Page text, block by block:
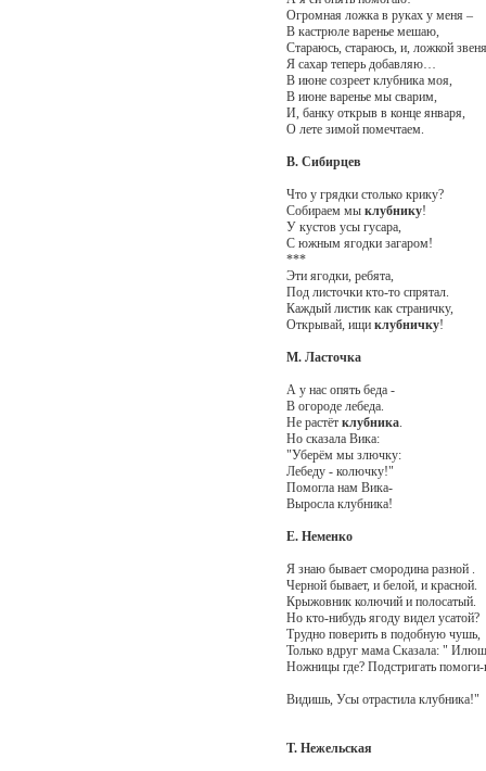
Огромная ложка в руках у меня –
В кастрюле варенье мешаю,
Стараюсь, стараюсь, и, ложкой
Я сахар теперь добавляю…
В июне созреет клубника моя,
В июне варенье мы сварим,
И, банку открыв в конце января,
О лете зимой помечтаем.
В. Сибирцев
Что у грядки столько крику?
Собираем мы клубнику!
У кустов усы гусара,
С южным ягодки загаром!
***
Эти ягодки, ребята,
Под листочки кто-то спрятал.
Каждый листик как страничку,
Открывай, ищи клубничку!
М. Ласточка
А у нас опять беда -
В огороде лебеда.
Не растёт клубника.
Но сказала Вика:
"Уберём мы злючку:
Лебеду - колючку!"
Помогла нам Вика-
Выросла клубника!
Е. Неменко
Я знаю бывает смородина разной .
Черной бывает, и белой, и красной.
Крыжовник колючий и полосатый.
Но кто-нибудь ягоду видел усатой?
Трудно поверить в подобную чушь,
Только вдруг мама Сказала: "
Ножницы где? Подстригать помоги-
Видишь, Усы отрастила клубника!"
Т. Нежельская